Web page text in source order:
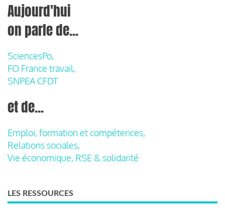
Aujourd'hui
on parle de...
SciencesPo,
FO France travail,
SNPEA CFDT
et de...
Emploi, formation et compétences,
Relations sociales,
Vie économique, RSE & solidarité
LES RESSOURCES